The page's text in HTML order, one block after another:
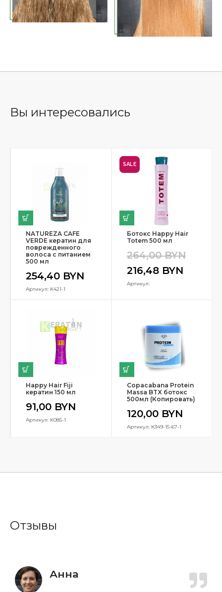
Вы интересовались
NATUREZA CAFE
VERDE кератин для
поврежденного
волоса с питанием
500 мл
254,40 BYN
Артикул: K421-1
SALE
Ботокс Happy Hair
Totem 500 мл
264,00BYN
216,48 BYN
Артикул:
Happy Hair Fiji
кератин 150 мл
91,00 BYN
Артикул: K085-1
Copacabana Protein
Massa BTX ботокс
500мл (Копировать)
120,00 BYN
Артикул: K349-15-67-1
Отзывы
Анна